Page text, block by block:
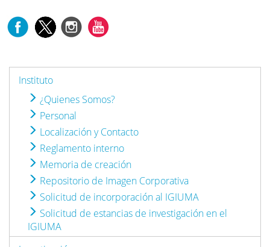
Instituto
¿Quienes Somos?
Personal
Localización y Contacto
Reglamento interno
Memoria de creación
Repositorio de Imagen Corporativa
Solicitud de incorporación al IGIUMA
Solicitud de estancias de investigación en el
IGIUMA